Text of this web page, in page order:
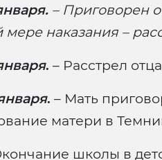
– Приговорен
наказания –
. – Расстрел
. – Мать
матери в
школы в